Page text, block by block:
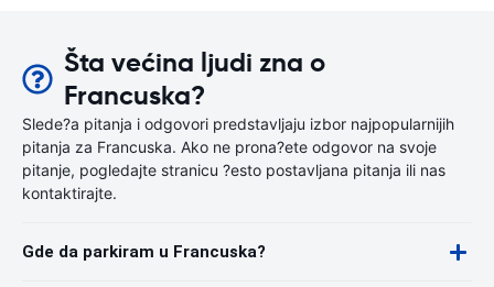
Šta većina ljudi zna o
Francuska?
Slede?a pitanja i odgovori predstavljaju izbor najpopularnijih
pitanja za Francuska. Ako ne prona?ete odgovor na svoje
pitanje, pogledajte stranicu ?esto postavljana pitanja ili nas
kontaktirajte.
Gde da parkiram u Francuska?